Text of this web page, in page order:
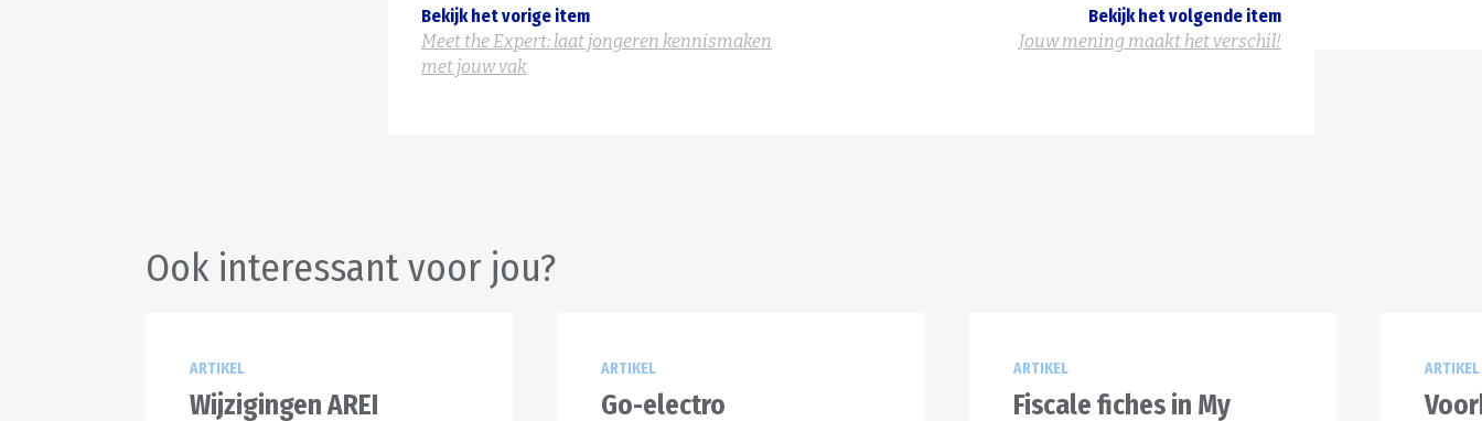
Bekijk het vorige item
Meet the Expert: laat jongeren kennismaken
met jouw vak
Bekijk het volgende item
Jouw mening maakt het verschil!
Ook interessant voor jou?
ARTIKEL
Wijzigingen AREI
ARTIKEL
Go-electro
ARTIKEL
Fiscale fiches in My
ARTIKEL